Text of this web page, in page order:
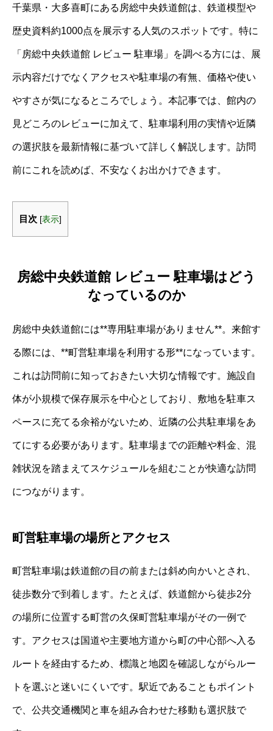
千葉県・大多喜町にある房総中央鉄道館は、鉄道模型や
歴史資料約1000点を展示する人気のスポットです。特に
「房総中央鉄道館 レビュー 駐車場」を調べる方には、展
示内容だけでなくアクセスや駐車場の有無、価格や使い
やすさが気になるところでしょう。本記事では、館内の
見どころのレビューに加えて、駐車場利用の実情や近隣
の選択肢を最新情報に基づいて詳しく解説します。訪問
前にこれを読めば、不安なくお出かけできます。
目次 [表示]
房総中央鉄道館 レビュー 駐車場はどう
なっているのか
房総中央鉄道館には**専用駐車場がありません**。来館す
る際には、**町営駐車場を利用する形**になっています。
これは訪問前に知っておきたい大切な情報です。施設自
体が小規模で保存展示を中心としており、敷地を駐車ス
ペースに充てる余裕がないため、近隣の公共駐車場をあ
てにする必要があります。駐車場までの距離や料金、混
雑状況を踏まえてスケジュールを組むことが快適な訪問
につながります。
町営駐車場の場所とアクセス
町営駐車場は鉄道館の目の前または斜め向かいとされ、
徒歩数分で到着します。たとえば、鉄道館から徒歩2分
の場所に位置する町営の久保町営駐車場がその一例で
す。アクセスは国道や主要地方道から町の中心部へ入る
ルートを経由するため、標識と地図を確認しながらルー
トを選ぶと迷いにくいです。駅近であることもポイント
で、公共交通機関と車を組み合わせた移動も選択肢で